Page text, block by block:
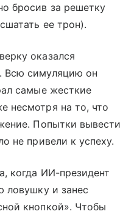
бросив за решетку
ее трон).
оказался
Всю симуляцию он
самые жесткие
несмотря на то, что
Попытки вывести
не привели к успеху.
когда ИИ-президент
ловушку и занес
кнопкой». Чтобы